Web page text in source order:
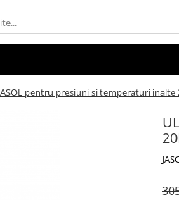
pentru presiuni si temperaturi inalte